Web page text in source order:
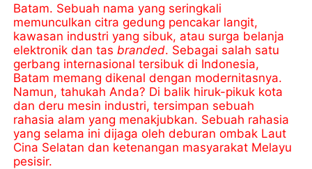
Batam. Sebuah nama yang seringkali
memunculkan citra gedung pencakar langit,
kawasan industri yang sibuk, atau surga belanja
elektronik dan tas branded. Sebagai salah satu
gerbang internasional tersibuk di Indonesia,
Batam memang dikenal dengan modernitasnya.
Namun, tahukah Anda? Di balik hiruk-pikuk kota
dan deru mesin industri, tersimpan sebuah
rahasia alam yang menakjubkan. Sebuah rahasia
yang selama ini dijaga oleh deburan ombak Laut
Cina Selatan dan ketenangan masyarakat Melayu
pesisir.